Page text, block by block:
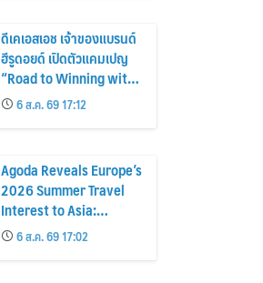
ดีเคเอสเอช เจ้าของแบรนด์
ฮีรูดอยด์ เปิดตัวแคมเปญ
“Road to Winning with
the MPS Science”
6 ส.ค. 69 17:12
Agoda Reveals Europe’s
2026 Summer Travel
Interest to Asia:
Bangkok, Koh Samui,
and Pattaya Among the
Top Cities
6 ส.ค. 69 17:02